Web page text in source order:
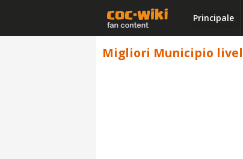
Principale
Migliori Municipio